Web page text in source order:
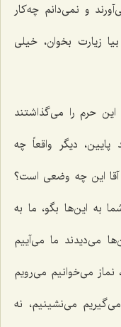
و نمی‌دانم چه‌کار
زیارت بخوان، خیلی
این حرم را می‌گذاشتند
دیگر واقعاً چه
آقا این چه وضعی است؟
به این‌ها بگو، ما به
می‌دیدند ما می‌آییم
می‌خوانیم می‌رویم
می‌نشینیم، نه